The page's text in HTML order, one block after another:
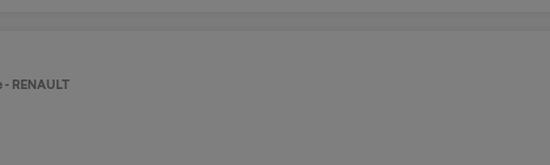
RENAULT